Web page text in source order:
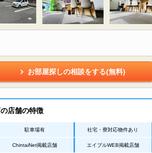
お部屋探しの相談をする(無料)
店舗の特徴
駐車場有 社宅・寮対応物件あり
ChintaiNet掲載店舗 エイブルWEB掲載店舗